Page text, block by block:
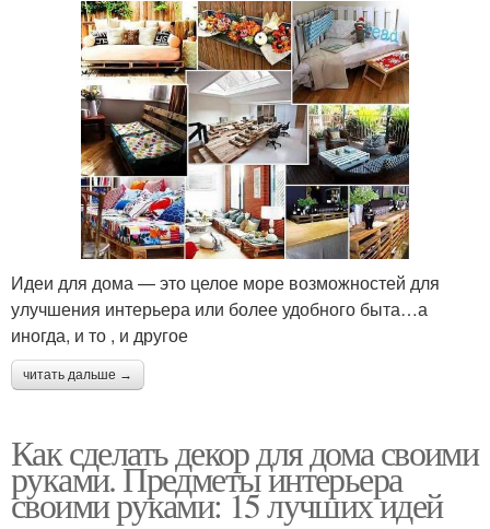
Идеи для дома — это целое море возможностей для
улучшения интерьера или более удобного быта…а
иногда, и то , и другое
читать дальше →
Как сделать декор для дома своими
руками. Предметы интерьера
своими руками: 15 лучших идей